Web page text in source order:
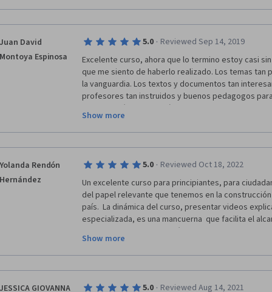
Juan David
Montoya Espinosa
5.0 · Reviewed Sep 14, 2019
Excelente curso, ahora que lo termino estoy casi
que me siento de haberlo realizado. Los temas tan
la vanguardia. Los textos y documentos tan
profesores tan instruidos y buenos pedagogos
Como politólogo ya había visto muchos de estos
aborda aquí, tan poco tradicional y tan a la
problemáticas contemporáneas hace que sea un
para el análisis de políticas públicas, sino para la
Show more
Yolanda Rendón
Hernández
5.0 · Reviewed Oct 18, 2022
Un excelente curso para principiantes, para
del papel relevante que tenemos en la
país.  La dinámica del curso, presentar videos
especializada, es una mancuerna  que facilita el
De manera general cumplió con mis expectativas,
seguir aprovechando estos cursos tan valiosos para
quiero dejar de FELICITAR a todos los actores
proyecto. Abrazos, de Xalapa, Veracruz, México.
Show more
JESSICA GIOVANNA 5.0 · Reviewed Aug 14, 2021